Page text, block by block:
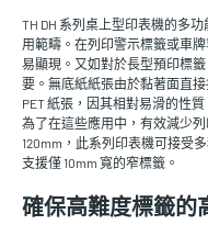
TH DH 系列桌上型印表機的多
用範疇。在列印警示標籤或車
易顯現。又如對於長型預印標
要。無底紙紙張由於黏著面直
PET 紙張，因其相對易滑的性
為了在這些應用中，有效減少
120mm，此系列印表機可接受
支援僅 10mm 寬的窄標籤。
確保高難度標籤的